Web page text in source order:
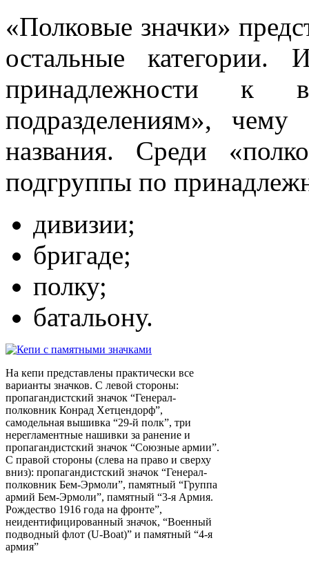
«Полковые значки»
остальные
принадлежности к
подразделениям»,
названия. Среди
подгруппы по
дивизии;
бригаде;
полку;
батальону.
На кепи представлены практически все
варианты значков. С левой стороны:
пропагандистский значок “Генерал-
полковник Конрад Хетцендорф”,
самодельная вышивка “29-й полк”, три
нерегламентные нашивки за ранение и
пропагандистский значок “Союзные армии”.
С правой стороны (слева на право и сверху
вниз): пропагандистский значок “Генерал-
полковник Бем-Эрмоли”, памятный “Группа
армий Бем-Эрмоли”, памятный “3-я Армия.
Рождество 1916 года на фронте”,
неидентифицированный значок, “Военный
подводный флот (U-Boat)” и памятный “4-я
армия”